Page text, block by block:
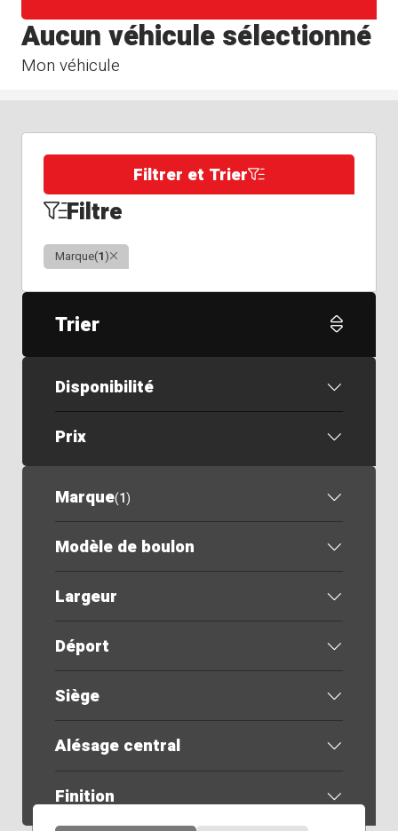
Mon véhicule
Aucun véhicule sélectionné
Filtrer et Trier
Filtre
Marque(1)Clair
Trier
Disponibilité
Prix
Marque(1)
Modèle de boulon
Largeur
Déport
Siège
Alésage central
Finition